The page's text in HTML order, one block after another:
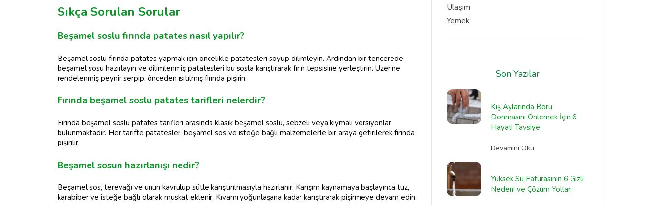
Sıkça Sorulan Sorular
Beşamel soslu fırında patates nasıl yapılır?
Beşamel soslu fırında patates yapmak için öncelikle patatesleri soyup dilimleyin. Ardından bir tencerede
beşamel sosu hazırlayın ve dilimlenmiş patatesleri bu sosla karıştırarak fırın tepsisine yerleştirin. Üzerine
rendelenmiş peynir serpip, önceden ısıtılmış fırında pişirin.
Fırında beşamel soslu patates tarifleri nelerdir?
Fırında beşamel soslu patates tarifleri arasında klasik beşamel soslu, sebzeli veya kıymalı versiyonlar
bulunmaktadır. Her tarifte patatesler, beşamel sos ve isteğe bağlı malzemelerle bir araya getirilerek fırında
pişirilir.
Beşamel sosun hazırlanışı nedir?
Beşamel sos, tereyağı ve unun kavrulup sütle karıştırılmasıyla hazırlanır. Karışım kaynamaya başlayınca tuz,
karabiber ve isteğe bağlı olarak muskat eklenir. Kıvamı yoğunlaşana kadar karıştırarak pişirmeye devam edin.
Ulaşım
Yemek
Son Yazılar
Kış Aylarında Boru
Donmasını Önlemek İçin 6
Hayati Tavsiye
Devamını Oku
Yüksek Su Faturasının 6 Gizli
Nedeni ve Çözüm Yolları